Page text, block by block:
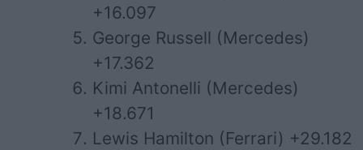
+16.097
George Russell (Mercedes)
+17.362
Kimi Antonelli (Mercedes)
+18.671
Lewis Hamilton (Ferrari) +29.182